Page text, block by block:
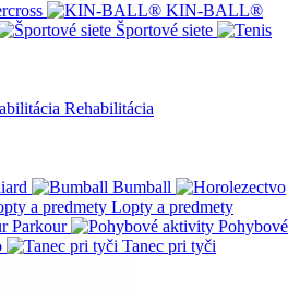
KIN-BALL®
Športové siete
Rehabilitácia
Bumball
Lopty a predmety
Parkour
Pohybové
Tanec pri tyči